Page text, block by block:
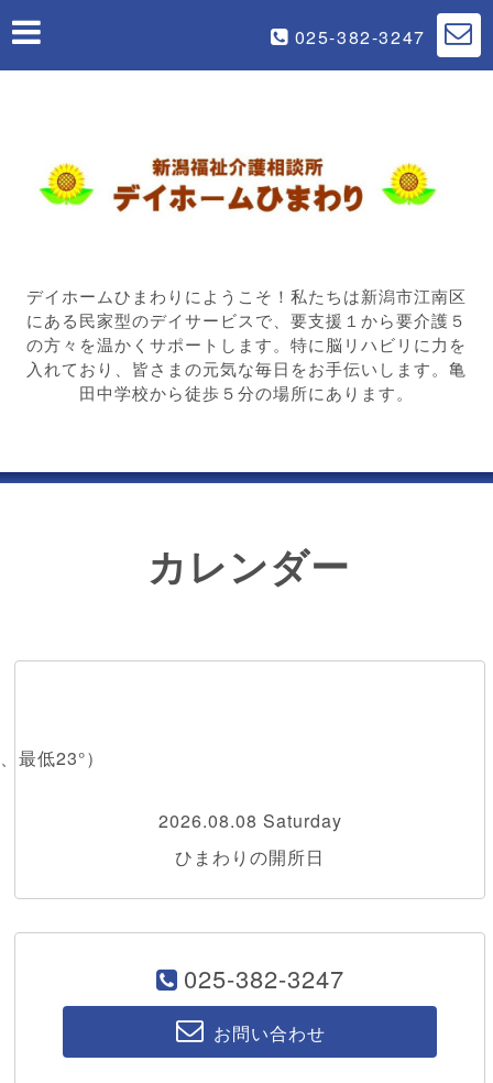
025-382-3247
デイホームひまわりにようこそ！私たちは新潟市江南区
にある民家型のデイサービスで、要支援１から要介護５
の方々を温かくサポートします。特に脳リハビリに力を
入れており、皆さまの元気な毎日をお手伝いします。亀
田中学校から徒歩５分の場所にあります。
カレンダー
低23°）
2026.08.08 Saturday
ひまわりの開所日
025-382-3247
お問い合わせ